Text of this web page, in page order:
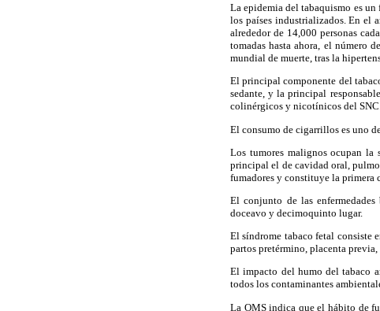
La epidemia del tabaquismo es
los países industrializados. En el
alrededor de 14,000 personas
tomadas hasta ahora, el número
mundial de muerte, tras la
El principal componente del
sedante, y la principal
colinérgicos y nicotínicos del
El consumo de cigarrillos es uno
Los tumores malignos ocupan la
principal el de cavidad oral,
fumadores y constituye la primera
El conjunto de las
doceavo y decimoquinto lugar.
El síndrome tabaco fetal consiste
partos pretérmino, placenta
El impacto del humo del tabaco
todos los contaminantes
La OMS indica que el hábito de